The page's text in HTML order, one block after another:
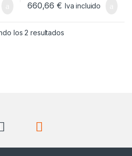
660,66€ Iva incluido
los 2 resultadosOrdenado por